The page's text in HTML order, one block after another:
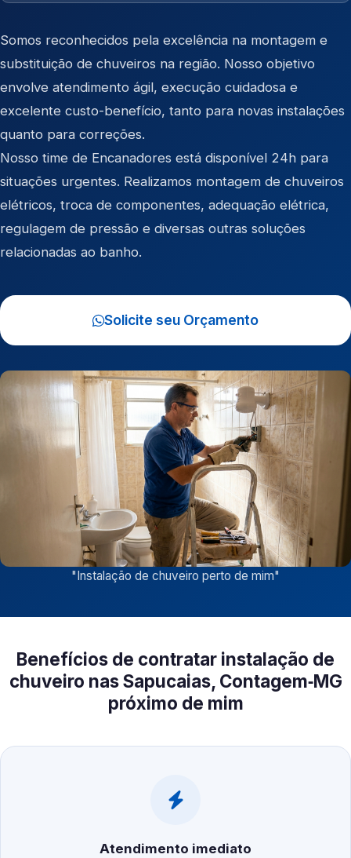
Somos reconhecidos pela excelência na montagem e
substituição de chuveiros na região. Nosso objetivo
envolve atendimento ágil, execução cuidadosa e
excelente custo-benefício, tanto para novas instalações
quanto para correções.
Nosso time de Encanadores está disponível 24h para
situações urgentes. Realizamos montagem de chuveiros
elétricos, troca de componentes, adequação elétrica,
regulagem de pressão e diversas outras soluções
relacionadas ao banho.
Solicite seu Orçamento
"Instalação de chuveiro perto de mim"
Benefícios de contratar instalação de
chuveiro nas Sapucaias, Contagem‑MG
próximo de mim
Atendimento imediato